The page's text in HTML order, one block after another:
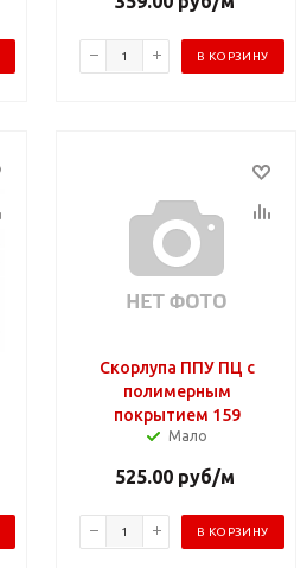
В КОРЗИНУ
Скорлупа ППУ ПЦ с
полимерным
покрытием 159
Мало
525.00руб/м
В КОРЗИНУ